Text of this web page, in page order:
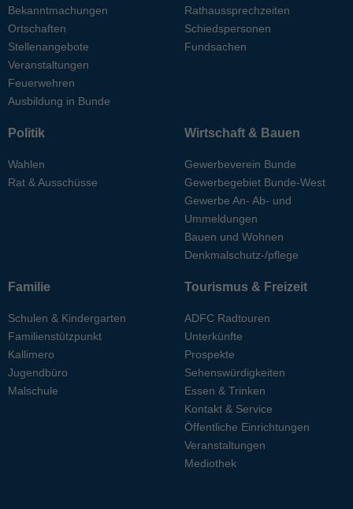
Bekanntmachungen
Ortschaften
Stellenangebote
Veranstaltungen
Feuerwehren
Ausbildung in Bunde
Rathaussprechzeiten
Schiedspersonen
Fundsachen
Politik
Wahlen
Rat & Ausschüsse
Wirtschaft & Bauen
Gewerbeverein Bunde
Gewerbegebiet Bunde-West
Gewerbe An- Ab- und
Ummeldungen
Bauen und Wohnen
Denkmalschutz-/pflege
Familie
Schulen & Kindergarten
Familienstützpunkt
Kallimero
Jugendbüro
Malschule
Tourismus & Freizeit
ADFC Radtouren
Unterkünfte
Prospekte
Sehenswürdigkeiten
Essen & Trinken
Kontakt & Service
Öffentliche Einrichtungen
Veranstaltungen
Mediothek